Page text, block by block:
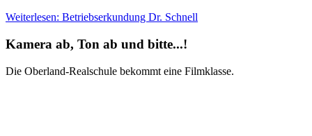
Weiterlesen: Betriebserkundung Dr. Schnell
Kamera ab, Ton ab und bitte...!
Die Oberland-Realschule bekommt eine Filmklasse.